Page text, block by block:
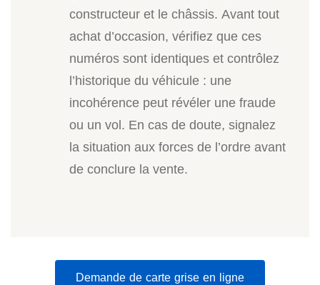
constructeur et le châssis. Avant tout
achat d’occasion, vérifiez que ces
numéros sont identiques et contrôlez
l’historique du véhicule : une
incohérence peut révéler une fraude
ou un vol. En cas de doute, signalez
la situation aux forces de l’ordre avant
de conclure la vente.
Demande de carte grise en ligne